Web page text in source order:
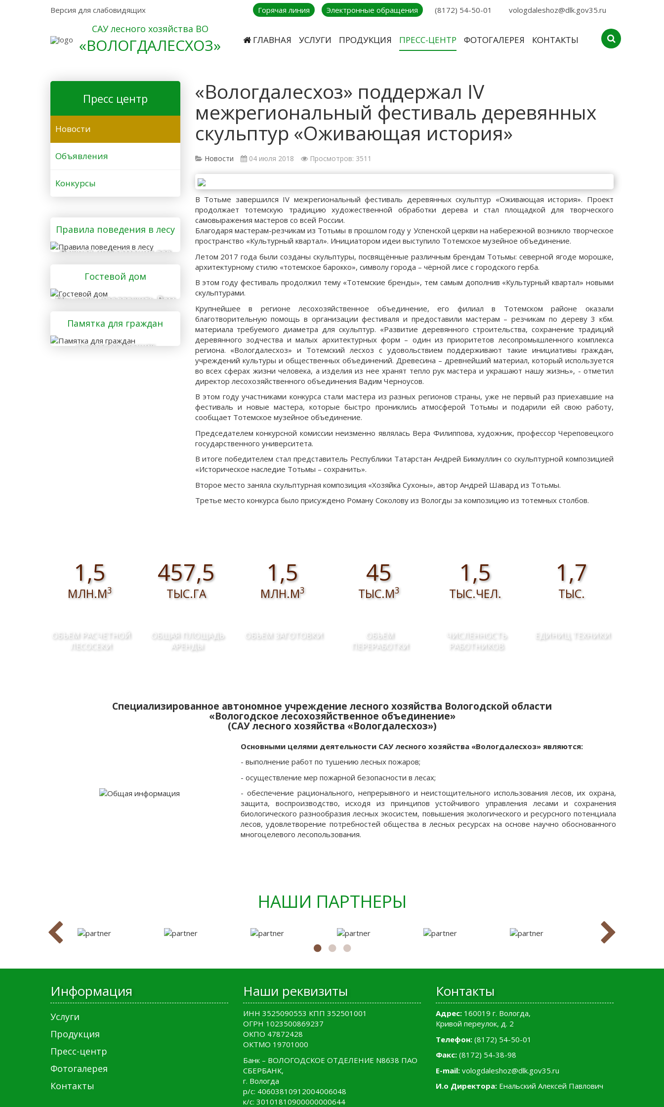
Версия для слабовидящих Горячая линия Электронные обращения (8172) 54-50-01 vologdaleshoz@dlk.gov35.ru
САУ лесного хозяйства ВО
«ВОЛОГДАЛЕСХОЗ» ГЛАВНАЯ УСЛУГИ ПРОДУКЦИЯ ПРЕСС-ЦЕНТР ФОТОГАЛЕРЕЯ КОНТАКТЫ
«Вологдалесхоз» поддержал IV
межрегиональный фестиваль деревянных
скульптур «Оживающая история»
Новости 04 июля 2018 Просмотров: 3511
В Тотьме завершился IV межрегиональный фестиваль деревянных скульптур «Оживающая история». Проект
продолжает тотемскую традицию художественной обработки дерева и стал площадкой для творческого
самовыражения мастеров со всей России.
Благодаря мастерам-резчикам из Тотьмы в прошлом году у Успенской церкви на набережной возникло творческое
пространство «Культурный квартал». Инициатором идеи выступило Тотемское музейное объединение.
Летом 2017 года были созданы скульптуры, посвящённые различным брендам Тотьмы: северной ягоде морошке,
архитектурному стилю «тотемское барокко», символу города – чёрной лисе с городского герба.
В этом году фестиваль продолжил тему «Тотемские бренды», тем самым дополнив «Культурный квартал» новыми
скульптурами.
Крупнейшее в регионе лесохозяйственное объединение, его филиал в Тотемском районе оказали
благотворительную помощь в организации фестиваля и предоставили мастерам – резчикам по дереву 3 кбм.
материала требуемого диаметра для скульптур. «Развитие деревянного строительства, сохранение традиций
деревянного зодчества и малых архитектурных форм – один из приоритетов лесопромышленного комплекса
региона. «Вологдалесхоз» и Тотемский лесхоз с удовольствием поддерживают такие инициативы граждан,
учреждений культуры и общественных объединений. Древесина – древнейший материал, который используется
во всех сферах жизни человека, а изделия из нее хранят тепло рук мастера и украшают нашу жизнь», - отметил
директор лесохозяйственного объединения Вадим Черноусов.
В этом году участниками конкурса стали мастера из разных регионов страны, уже не первый раз приехавшие на
фестиваль и новые мастера, которые быстро прониклись атмосферой Тотьмы и подарили ей свою работу,
сообщает Тотемское музейное объединение.
Председателем конкурсной комиссии неизменно являлась Вера Филиппова, художник, профессор Череповецкого
государственного университета.
В итоге победителем стал представитель Республики Татарстан Андрей Бикмуллин со скульптурной композицией
«Историческое наследие Тотьмы – сохранить».
Второе место заняла скульптурная композиция «Хозяйка Сухоны», автор Андрей Шавард из Тотьмы.
Третье место конкурса было присуждено Роману Соколову из Вологды за композицию из тотемных столбов.
Пресс центр
Новости
Объявления
Конкурсы
Правила поведения в лесу
Важная информация для
тех, кто отправляется в
лес
Гостевой дом
Мы рады предложить Вам
услуги гостевого дома
Памятка для граждан
осуществляющих
1,5
МЛН.М3
ОБЪЕМ РАСЧЕТНОЙ
ЛЕСОСЕКИ
457,5
ТЫС.ГА
ОБЩАЯ ПЛОЩАДЬ
АРЕНДЫ
1,5
МЛН.М3
ОБЪЕМ ЗАГОТОВКИ
45
ТЫС.М3
ОБЪЕМ
ПЕРЕРАБОТКИ
1,5
ТЫС.ЧЕЛ.
ЧИСЛЕННОСТЬ
РАБОТНИКОВ
1,7
ТЫС.
ЕДИНИЦ ТЕХНИКИ
Специализированное автономное учреждение лесного хозяйства Вологодской области
«Вологодское лесохозяйственное объединение»
(САУ лесного хозяйства «Вологдалесхоз»)
Основными целями деятельности САУ лесного хозяйства «Вологдалесхоз» являются:
- выполнение работ по тушению лесных пожаров;
- осуществление мер пожарной безопасности в лесах;
- обеспечение рационального, непрерывного и неистощительного использования лесов, их охрана,
защита, воспроизводство, исходя из принципов устойчивого управления лесами и сохранения
биологического разнообразия лесных экосистем, повышения экологического и ресурсного потенциала
лесов, удовлетворение потребностей общества в лесных ресурсах на основе научно обоснованного
многоцелевого лесопользования.
НАШИ ПАРТНЕРЫ
Информация
Услуги
Продукция
Пресс-центр
Фотогалерея
Контакты
Наши реквизиты
ИНН 3525090553 КПП 352501001
ОГРН 1023500869237
ОКПО 47872428
ОКТМО 19701000
Банк – ВОЛОГОДСКОЕ ОТДЕЛЕНИЕ N8638 ПАО
СБЕРБАНК,
г. Вологда
р/с: 40603810912004006048
к/с: 30101810900000000644
Контакты
Адрес: 160019 г. Вологда,
Кривой переулок, д. 2
Телефон: (8172) 54-50-01
Факс: (8172) 54-38-98
E-mail: vologdaleshoz@dlk.gov35.ru
И.о Директора: Енальский Алексей Павлович